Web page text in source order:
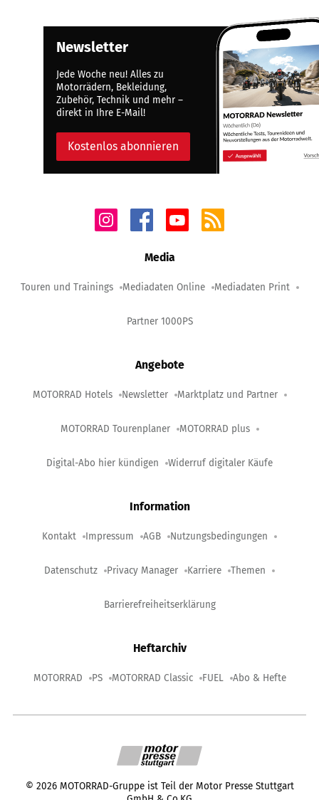
Newsletter
Jede Woche neu! Alles zu
Motorrädern, Bekleidung,
Zubehör, Technik und mehr –
direkt in Ihre E-Mail!
Kostenlos abonnieren
Media
Touren und Trainings Mediadaten Online Mediadaten Print
Partner 1000PS
Angebote
MOTORRAD Hotels Newsletter Marktplatz und Partner
MOTORRAD Tourenplaner MOTORRAD plus
Digital-Abo hier kündigen Widerruf digitaler Käufe
Information
Kontakt Impressum AGB Nutzungsbedingungen
Datenschutz Privacy Manager Karriere Themen
Barrierefreiheitserklärung
Heftarchiv
MOTORRAD PS MOTORRAD Classic FUEL Abo & Hefte
© 2026 MOTORRAD-Gruppe ist Teil der Motor Presse Stuttgart